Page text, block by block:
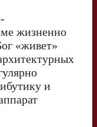
жизненно
«живет»
и